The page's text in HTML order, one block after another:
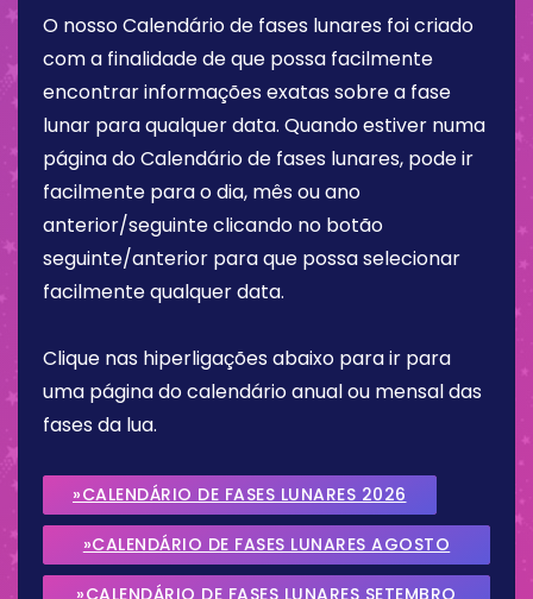
O nosso Calendário de fases lunares foi criado
com a finalidade de que possa facilmente
encontrar informações exatas sobre a fase
lunar para qualquer data. Quando estiver numa
página do Calendário de fases lunares, pode ir
facilmente para o dia, mês ou ano
anterior/seguinte clicando no botão
seguinte/anterior para que possa selecionar
facilmente qualquer data.
Clique nas hiperligações abaixo para ir para
uma página do calendário anual ou mensal das
fases da lua.
»CALENDÁRIO DE FASES LUNARES 2026
»CALENDÁRIO DE FASES LUNARES AGOSTO
2026